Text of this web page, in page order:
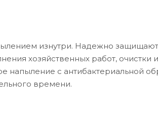
изнутри. Надежно
хозяйственных работ, очистки и
напыление с антибактериальной
времени.